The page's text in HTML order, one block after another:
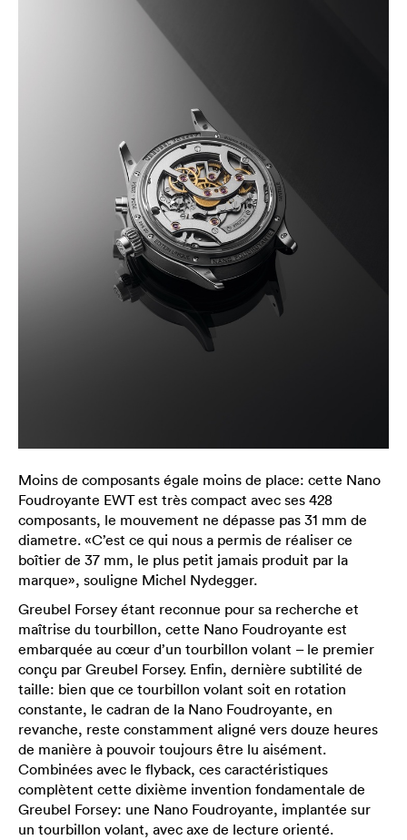
Moins de composants égale moins de place: cette Nano
Foudroyante EWT est très compact avec ses 428
composants, le mouvement ne dépasse pas 31 mm de
diametre. «C’est ce qui nous a permis de réaliser ce
boîtier de 37 mm, le plus petit jamais produit par la
marque», souligne Michel Nydegger.
Greubel Forsey étant reconnue pour sa recherche et
maîtrise du tourbillon, cette Nano Foudroyante est
embarquée au cœur d’un tourbillon volant – le premier
conçu par Greubel Forsey. Enfin, dernière subtilité de
taille: bien que ce tourbillon volant soit en rotation
constante, le cadran de la Nano Foudroyante, en
revanche, reste constamment aligné vers douze heures
de manière à pouvoir toujours être lu aisément.
Combinées avec le flyback, ces caractéristiques
complètent cette dixième invention fondamentale de
Greubel Forsey: une Nano Foudroyante, implantée sur
un tourbillon volant, avec axe de lecture orienté.